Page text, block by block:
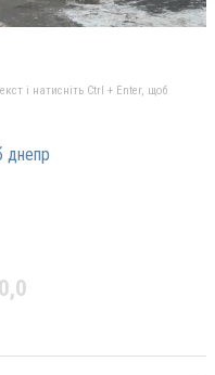
і натисніть Ctrl + Enter, щоб
днепр
0,0